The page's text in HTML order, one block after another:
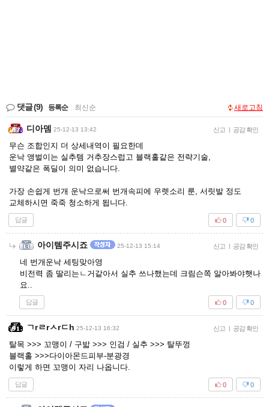
댓글(9) 등록순 최신순 새로고침
디아뎀 25-12-13 13:42 신고 | 공감 확인
무슨 조합인지 더 상세내역이 필요한데
운낙 앵벌이는 실추템 거추장스럽고 블랙홀같은 전략기술,
별약같은 폭딜이 의미 없습니다.
가장 손쉽게 번개 운낙으로써 번개속피에 우렛소리 룬, 서릿발 정도
교체하시면 죽죽 청소하게 됩니다.
답글 0
0
아이템주시죠 25-12-13 15:14 신고 | 공감 확인
네 번개운낙 세팅맞아영
비전력 좀 딸리는ㄴ거같아서 실추 쓰나했는데 크림슨쪽 알아봐야햇나
요..
답글 0
0
ㄱrㄹrㅅrㄷh 25-12-13 16:32 신고 | 공감 확인
탈목 >>> 꼬맹이 / 구밟 >>> 인검 / 실추 >>> 탈뚜껑
블랙홀 >>>다이아몬드피부-분광경
이렇게 하면 꼬맹이 자리 나옵니다.
답글 0
0